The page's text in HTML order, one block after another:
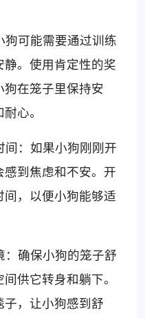
可能需要通过训练
。使用肯定性的奖
在笼子里保持安
心。
：如果小狗刚刚开
到焦虑和不安。开
，以便小狗能够适
：确保小狗的笼子舒
供它转身和躺下。
，让小狗感到舒